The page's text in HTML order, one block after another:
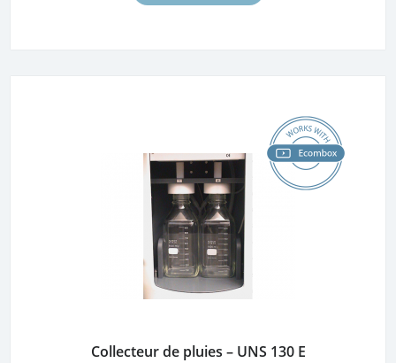
Collecteur de pluies – UNS 130 E